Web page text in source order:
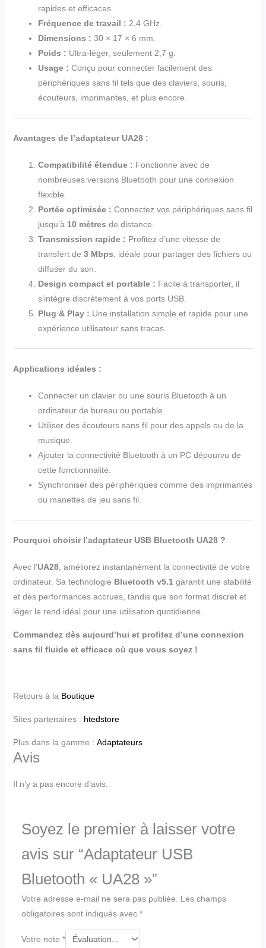
rapides et efficaces.
Fréquence de travail : 2,4 GHz.
Dimensions : 30 × 17 × 6 mm.
Poids : Ultra-léger, seulement 2,7 g.
Usage : Conçu pour connecter facilement des
périphériques sans fil tels que des claviers, souris,
écouteurs, imprimantes, et plus encore.
Avantages de l’adaptateur UA28 :
Compatibilité étendue : Fonctionne avec de
nombreuses versions Bluetooth pour une connexion
flexible.
Portée optimisée : Connectez vos périphériques sans fil
jusqu’à 10 mètres de distance.
Transmission rapide : Profitez d’une vitesse de
transfert de 3 Mbps, idéale pour partager des fichiers ou
diffuser du son.
Design compact et portable : Facile à transporter, il
s’intègre discrètement à vos ports USB.
Plug & Play : Une installation simple et rapide pour une
expérience utilisateur sans tracas.
Applications idéales :
Connecter un clavier ou une souris Bluetooth à un
ordinateur de bureau ou portable.
Utiliser des écouteurs sans fil pour des appels ou de la
musique.
Ajouter la connectivité Bluetooth à un PC dépourvu de
cette fonctionnalité.
Synchroniser des périphériques comme des imprimantes
ou manettes de jeu sans fil.
Pourquoi choisir l’adaptateur USB Bluetooth UA28 ?
Avec l’UA28, améliorez instantanément la connectivité de votre
ordinateur. Sa technologie Bluetooth v5.1garantit une stabilité
et des performances accrues, tandis que son format discret et
léger le rend idéal pour une utilisation quotidienne.
Commandez dès aujourd’hui et profitez d’une connexion
sans fil fluide et efficace où que vous soyez !
Retours à la Boutique
Sites partenaires : htedstore
Plus dans la gamme : Adaptateurs
Avis
Il n’y a pas encore d’avis.
Soyez le premier à laisser votre
avis sur “Adaptateur USB
Bluetooth « UA28 »”
Votre adresse e-mail ne sera pas publiée. Les champs
obligatoires sont indiqués avec *
Votre note *